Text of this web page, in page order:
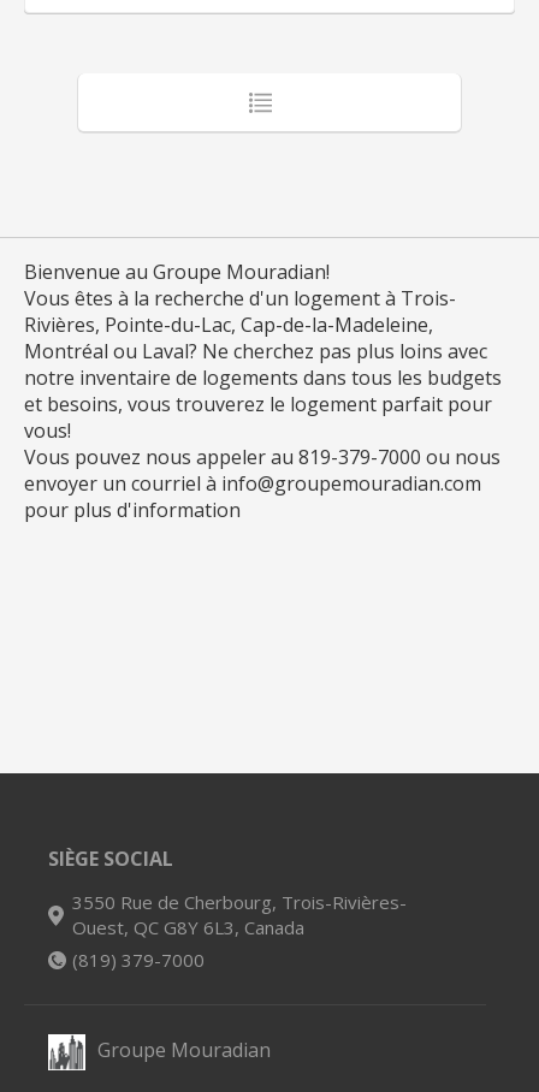
Bienvenue au Groupe Mouradian!
Vous êtes à la recherche d'un logement à Trois-
Rivières, Pointe-du-Lac, Cap-de-la-Madeleine,
Montréal ou Laval? Ne cherchez pas plus loins avec
notre inventaire de logements dans tous les budgets
et besoins, vous trouverez le logement parfait pour
vous!
Vous pouvez nous appeler au 819-379-7000 ou nous
envoyer un courriel à info@groupemouradian.com
pour plus d'information
Groupe Mouradian
SIÈGE SOCIAL
3550 Rue de Cherbourg, Trois-Rivières-
Ouest, QC G8Y 6L3, Canada
(819) 379-7000